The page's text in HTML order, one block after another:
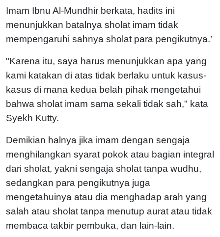
Imam Ibnu Al-Mundhir berkata, hadits ini
menunjukkan batalnya sholat imam tidak
mempengaruhi sahnya sholat para pengikutnya.’
"Karena itu, saya harus menunjukkan apa yang
kami katakan di atas tidak berlaku untuk kasus-
kasus di mana kedua belah pihak mengetahui
bahwa sholat imam sama sekali tidak sah," kata
Syekh Kutty.
Demikian halnya jika imam dengan sengaja
menghilangkan syarat pokok atau bagian integral
dari sholat, yakni sengaja sholat tanpa wudhu,
sedangkan para pengikutnya juga
mengetahuinya atau dia menghadap arah yang
salah atau sholat tanpa menutup aurat atau tidak
membaca takbir pembuka, dan lain-lain.